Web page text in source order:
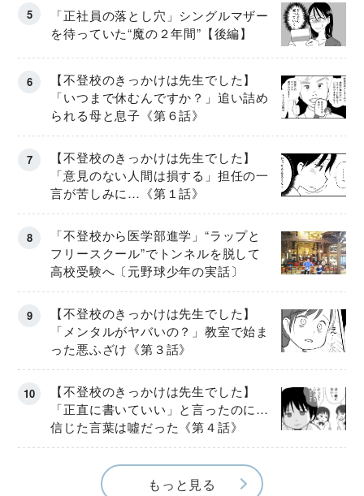
「正社員の落とし穴」シングルマザー
を待っていた“魔の２年間”【後編】
【不登校のきっかけは先生でした】
「いつまで休むんですか？」追い詰め
られる母と息子《第６話》
【不登校のきっかけは先生でした】
「意見のない人間は損する」担任の一
言が苦しみに…《第１話》
「不登校から医学部進学」“ラップと
フリースクール”でトンネルを脱して
高校受験へ〔元野球少年の実話〕
【不登校のきっかけは先生でした】
「メンタルがヤバいの？」教室で始ま
った悪ふざけ《第３話》
【不登校のきっかけは先生でした】
「正直に書いていい」と言ったのに…
信じた言葉は噓だった《第４話》
もっと見る